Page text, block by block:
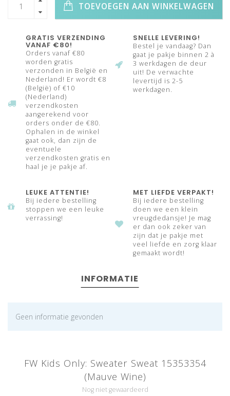
TOEVOEGEN AAN WINKELWAGEN
GRATIS VERZENDING
VANAF €80!
Orders vanaf €80
worden gratis
verzonden in België en
Nederland! Er wordt €8
(België) of €10
(Nederland)
verzendkosten
aangerekend voor
orders onder de €80.
Ophalen in de winkel
gaat ook, dan zijn de
eventuele
verzendkosten gratis en
haal je je pakje af.
SNELLE LEVERING!
Bestel je vandaag? Dan
gaat je pakje binnen 2 à
3 werkdagen de deur
uit! De verwachte
levertijd is 2-5
werkdagen.
LEUKE ATTENTIE!
Bij iedere bestelling
stoppen we een leuke
verrassing!
MET LIEFDE VERPAKT!
Bij iedere bestelling
doen we een klein
vreugdedansje! Je mag
er dan ook zeker van
zijn dat je pakje met
veel liefde en zorg klaar
gemaakt wordt!
INFORMATIE
Geen informatie gevonden
FW Kids Only: Sweater Sweat 15353354
(Mauve Wine)
Nog niet gewaardeerd